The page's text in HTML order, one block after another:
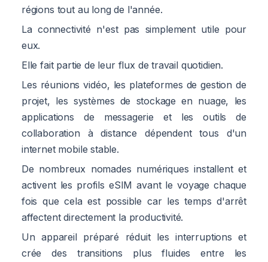
régions tout au long de l'année.
La connectivité n'est pas simplement utile pour
eux.
Elle fait partie de leur flux de travail quotidien.
Les réunions vidéo, les plateformes de gestion de
projet, les systèmes de stockage en nuage, les
applications de messagerie et les outils de
collaboration à distance dépendent tous d'un
internet mobile stable.
De nombreux nomades numériques installent et
activent les profils eSIM avant le voyage chaque
fois que cela est possible car les temps d'arrêt
affectent directement la productivité.
Un appareil préparé réduit les interruptions et
crée des transitions plus fluides entre les